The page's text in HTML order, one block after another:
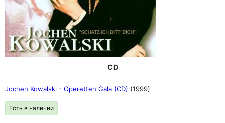
CD
Jochen Kowalski - Operetten Gala (CD) (1999)
Есть в наличии